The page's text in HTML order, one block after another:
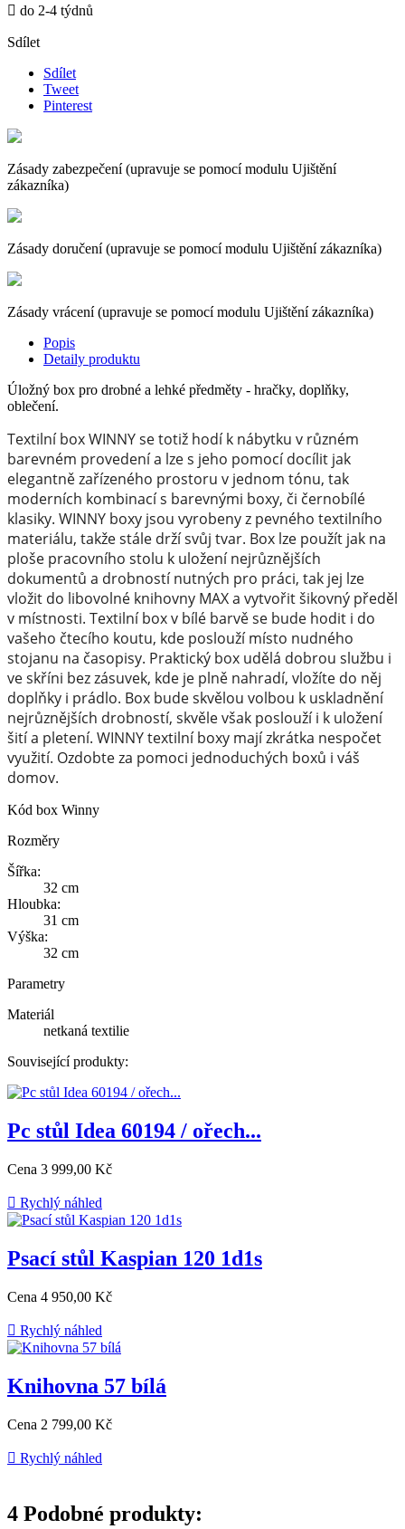
 do 2-4 týdnů
Sdílet
Sdílet
Tweet
Pinterest
Zásady zabezpečení (upravuje se pomocí modulu Ujištění
zákazníka)
Zásady doručení (upravuje se pomocí modulu Ujištění zákazníka)
Zásady vrácení (upravuje se pomocí modulu Ujištění zákazníka)
Popis
Detaily produktu
Úložný box pro drobné a lehké předměty - hračky, doplňky,
oblečení.
Textilní box WINNY se totiž hodí k nábytku v různém
barevném provedení a lze s jeho pomocí docílit jak
elegantně zařízeného prostoru v jednom tónu, tak
moderních kombinací s barevnými boxy, či černobílé
klasiky. WINNY boxy jsou vyrobeny z pevného textilního
materiálu, takže stále drží svůj tvar. Box lze použít jak na
ploše pracovního stolu k uložení nejrůznějších
dokumentů a drobností nutných pro práci, tak jej lze
vložit do libovolné knihovny MAX a vytvořit šikovný předěl
v místnosti. Textilní box v bílé barvě se bude hodit i do
vašeho čtecího koutu, kde poslouží místo nudného
stojanu na časopisy. Praktický box udělá dobrou službu i
ve skříni bez zásuvek, kde je plně nahradí, vložíte do něj
doplňky i prádlo. Box bude skvělou volbou k uskladnění
nejrůznějších drobností, skvěle však poslouží i k uložení
šití a pletení. WINNY textilní boxy mají zkrátka nespočet
využití. Ozdobte za pomoci jednoduchých boxů i váš
domov.
Kód box Winny
Rozměry
Šířka:
32 cm
Hloubka:
31 cm
Výška:
32 cm
Parametry
Materiál
netkaná textilie
Související produkty:
Pc stůl Idea 60194 / ořech...
Cena 3 999,00 Kč
 Rychlý náhled
Psací stůl Kaspian 120 1d1s
Cena 4 950,00 Kč
 Rychlý náhled
Knihovna 57 bílá
Cena 2 799,00 Kč
 Rychlý náhled
4 Podobné produkty: